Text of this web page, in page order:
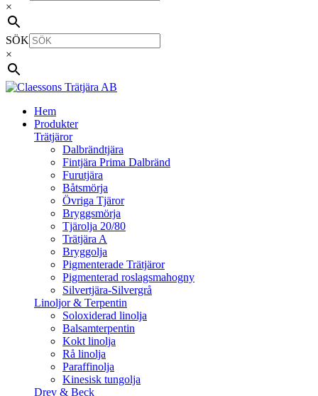
×
SÖK
×
Hem
Produkter
Trätjäror
Dalbrändtjära
Fintjära Prima Dalbränd
Furutjära
Båtsmörja
Övriga Tjäror
Bryggsmörja
Tjärolja 20/80
Trätjära A
Bryggolja
Pigmenterade Trätjäror
Pigmenterad roslagsmahogny
Silvertjära-Silvergrå
Linoljor & Terpentin
Soloxiderad linolja
Balsamterpentin
Kokt linolja
Rå linolja
Paraffinolja
Kinesisk tungolja
Drev & Beck